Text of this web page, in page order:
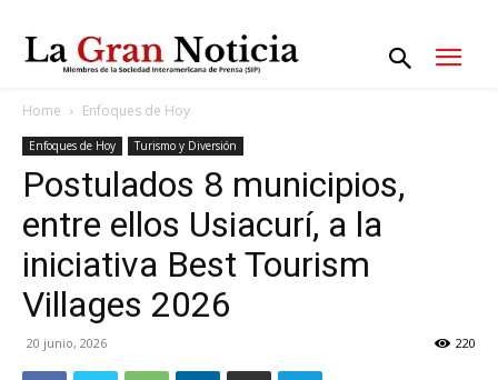
Home Enfoques de Hoy
Enfoques de Hoy Turismo y Diversión
Postulados 8 municipios,
entre ellos Usiacurí, a la
iniciativa Best Tourism
Villages 2026
20 junio, 2026 220